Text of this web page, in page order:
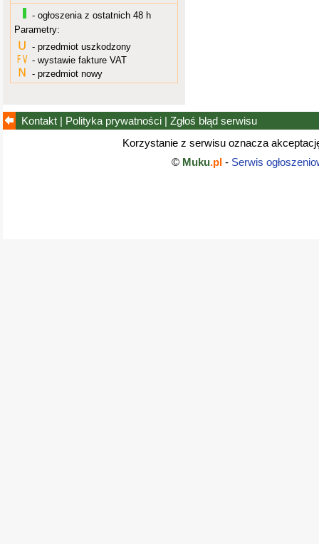
- ogłoszenia z ostatnich 48 h
Parametry:
- przedmiot uszkodzony
- wystawie fakture VAT
- przedmiot nowy
Kontakt | Polityka prywatności | Zgłoś błąd serwisu
Korzystanie z serwisu oznacza
© Muku.pl- Serwis